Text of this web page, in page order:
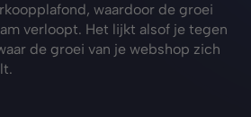
waardoor de groei
verloopt. Het lijkt alsof je tegen
de groei van je webshop zich